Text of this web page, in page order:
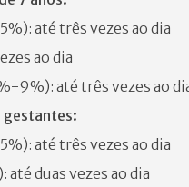
até três vezes ao dia
ao dia
9%): até três vezes ao
gestantes:
até três vezes ao dia
até duas vezes ao dia